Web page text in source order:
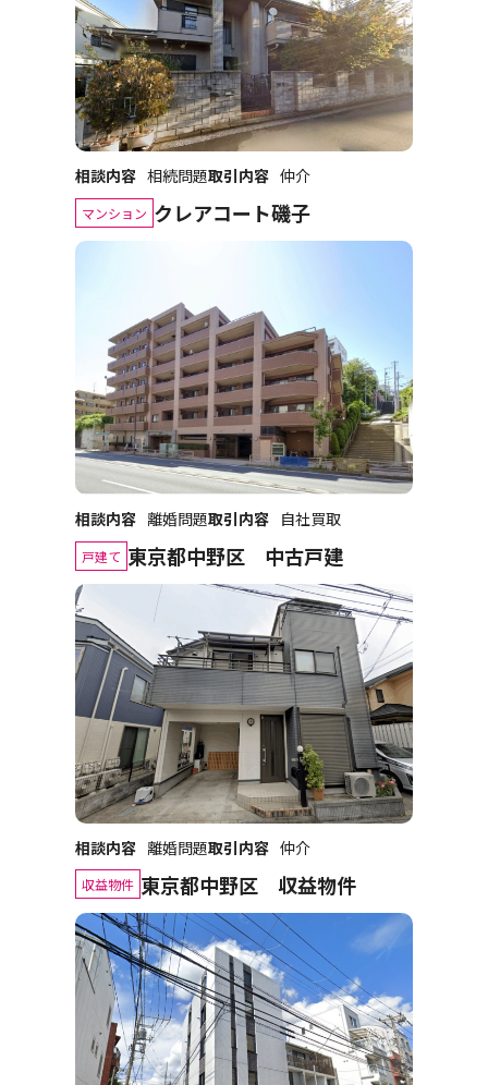
相談内容 相続問題取引内容 仲介
マンション クレアコート磯子
相談内容 離婚問題取引内容 自社買取
戸建て 東京都中野区 中古戸建
相談内容 離婚問題取引内容 仲介
収益物件 東京都中野区 収益物件